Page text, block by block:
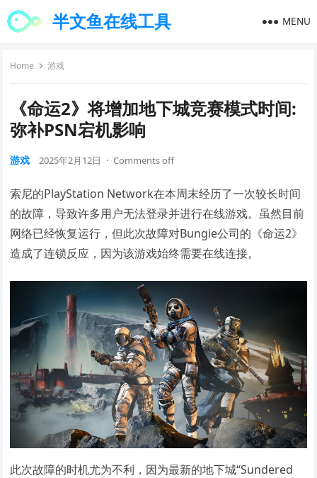
半文鱼在线工具 MENU
Home 游戏
《命运2》将增加地下城竞赛模式时间:
弥补PSN宕机影响
游戏 2025年2月12日 · Comments off
索尼的PlayStation Network在本周末经历了一次较长时间
的故障，导致许多用户无法登录并进行在线游戏。虽然目前
网络已经恢复运行，但此次故障对Bungie公司的《命运2》
造成了连锁反应，因为该游戏始终需要在线连接。
此次故障的时机尤为不利，因为最新的地下城“Sundered